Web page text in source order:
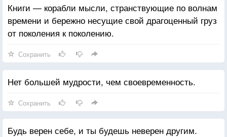
Книги — корабли мысли, странствующие по волнам
времени и бережно несущие свой драгоценный груз
от поколения к поколению.
Сохранить
Нет большей мудрости, чем своевременность.
Сохранить
Будь верен себе, и ты будешь неверен другим.